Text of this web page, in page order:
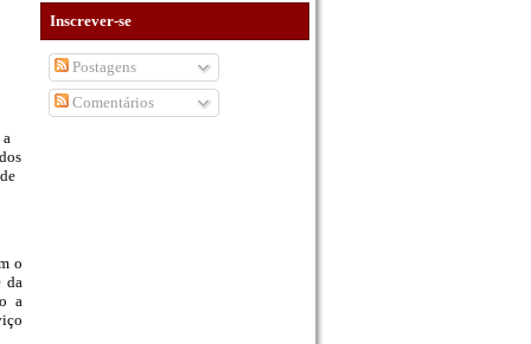
a
o
da
a
Inscrever-se
Postagens
Comentários